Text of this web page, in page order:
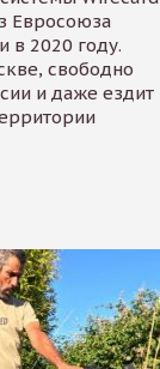
Евросоюза
в 2020 году.
свободно
и даже ездит